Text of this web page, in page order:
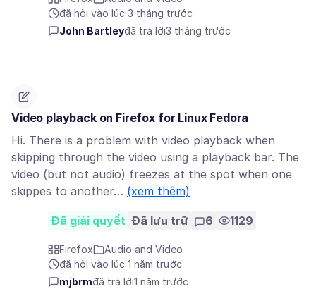
đã hỏi vào lúc 3 tháng trước
John Bartleyđã trả lời3 tháng trước
Video playback on Firefox for Linux Fedora
Hi. There is a problem with video playback when
skipping through the video using a playback bar. The
video (but not audio) freezes at the spot when one
skippes to another… (xem thêm)
Đã giải quyết Đã lưu trữ 6 1129
Firefox
Audio and Video
đã hỏi vào lúc 1 năm trước
mjbrmđã trả lời1 năm trước